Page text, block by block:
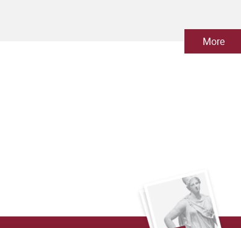
More